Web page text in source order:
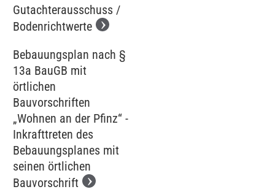
Gutachterausschuss /
Bodenrichtwerte
Bebauungsplan nach §
13a BauGB mit
örtlichen
Bauvorschriften
„Wohnen an der Pfinz“ -
Inkrafttreten des
Bebauungsplanes mit
seinen örtlichen
Bauvorschrift